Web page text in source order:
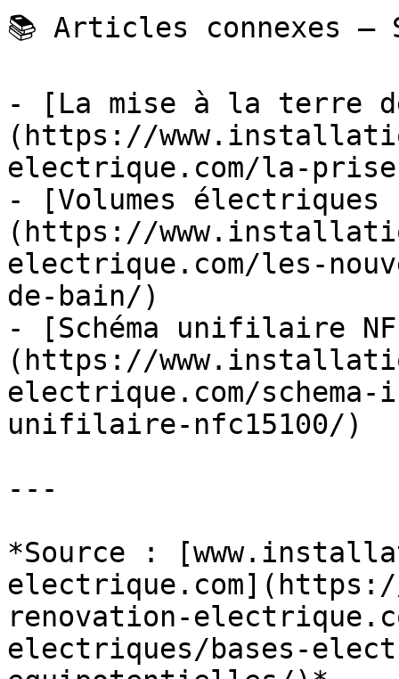
📚 Articles connexes
- [La mise à la terre
(https://
electrique.com/la-
- [Volumes électriques
(https://
electrique.com/les-
de-bain/)
- [Schéma unifilaire
(https://
electrique.com/
unifilaire-nfc15100/)
---
*Source :
renovation-
electriques/bases-